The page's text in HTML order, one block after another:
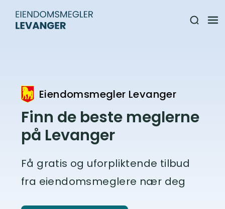
Eiendomsmegler Levanger
Finn de beste meglerne
på Levanger
Få gratis og uforpliktende tilbud
fra eiendomsmeglere nær deg